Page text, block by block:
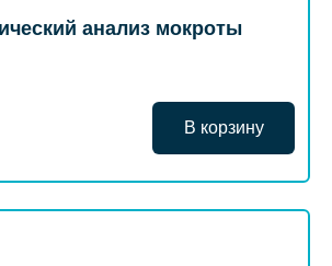
анализ мокроты
В корзину